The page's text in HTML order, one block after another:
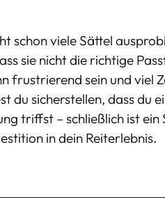
schon viele Sättel
sie nicht die richtige
frustrierend sein und viel
du sicherstellen, dass du
triffst – schließlich ist ein
in dein Reiterlebnis.